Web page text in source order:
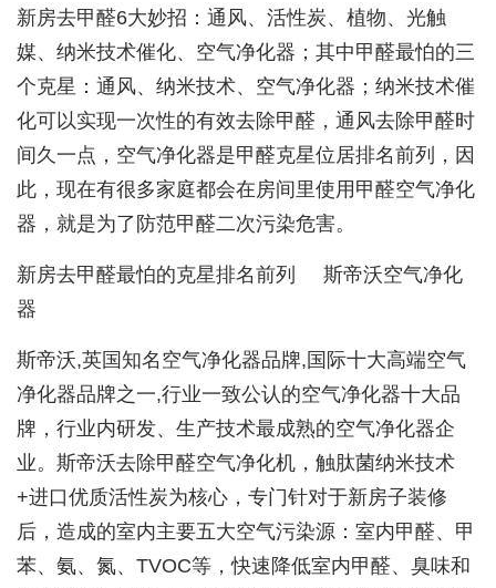
新房去甲醛6大妙招：通风、活性炭、植物、光触
媒、纳米技术催化、空气净化器；其中甲醛最怕的三
个克星：通风、纳米技术、空气净化器；纳米技术催
化可以实现一次性的有效去除甲醛，通风去除甲醛时
间久一点，空气净化器是甲醛克星位居排名前列，因
此，现在有很多家庭都会在房间里使用甲醛空气净化
器，就是为了防范甲醛二次污染危害。
新房去甲醛最怕的克星排名前列 斯帝沃空气净化
器
斯帝沃,英国知名空气净化器品牌,国际十大高端空气
净化器品牌之一,行业一致公认的空气净化器十大品
牌，行业内研发、生产技术最成熟的空气净化器企
业。斯帝沃去除甲醛空气净化机，触肽菌纳米技术
+进口优质活性炭为核心，专门针对于新房子装修
后，造成的室内主要五大空气污染源：室内甲醛、甲
苯、氨、氮、TVOC等，快速降低室内甲醛、臭味和